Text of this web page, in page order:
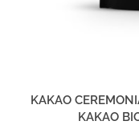
KAKAO
KAKAO